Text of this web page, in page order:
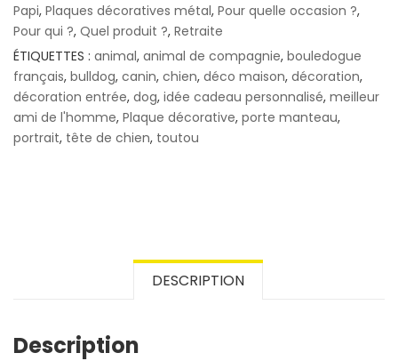
Papi, Plaques décoratives métal, Pour quelle occasion ?,
Pour qui ?, Quel produit ?, Retraite
ÉTIQUETTES : animal, animal de compagnie, bouledogue
français, bulldog, canin, chien, déco maison, décoration,
décoration entrée, dog, idée cadeau personnalisé, meilleur
ami de l'homme, Plaque décorative, porte manteau,
portrait, tête de chien, toutou
DESCRIPTION
Description